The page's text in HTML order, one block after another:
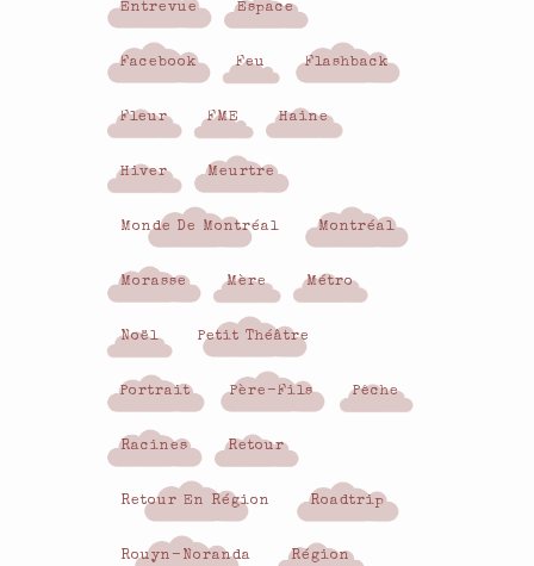
Entrevue Espace
Facebook Feu Flashback
Fleur FME Haine
Hiver Meurtre
Monde De Montréal Montréal
Morasse Mère Métro
Noël Petit Théâtre
Portrait Père-Fils Pêche
Racines Retour
Retour En Région Roadtrip
Rouyn-Noranda Région